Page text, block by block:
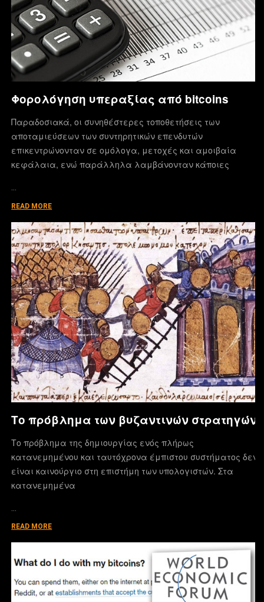
Φορολόγηση υπεραξίας από bitcoins
Παραδοσιακά, οι συνηθέστερες τοποθετήσεις των
αποταμιεύσεων των συντηρητικών επενδυτών
επικεντρώνονταν σε ομόλογα, μετοχές και αμοιβαία
κεφάλαια, ενώ παράλληλα λαμβάνονταν κάποιες
…
READ MORE
Το πρόβλημα των βυζαντινών στρατηγών
Το πρόβλημα της δημιουργίας ενός πλήρως
κατανεμημένου και ταυτόχρονα έμπιστου συστήματος δεν
είναι καινούργιο στη επιστήμη των υπολογιστών. Στα
κατανεμημένα
READ MORE